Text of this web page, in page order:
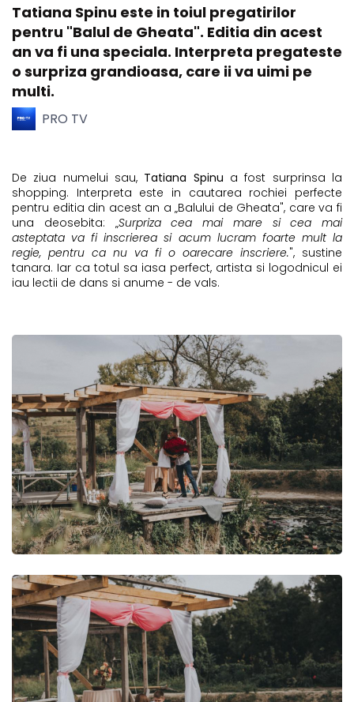
Tatiana Spinu este in toiul pregatirilor
pentru "Balul de Gheata". Editia din acest
an va fi una speciala. Interpreta pregateste
o surpriza grandioasa, care ii va uimi pe
multi.
PRO TV
De ziua numelui sau, Tatiana Spinu a fost surprinsa la
shopping. Interpreta este in cautarea rochiei perfecte
pentru editia din acest an a „Balului de Gheata", care va fi
una deosebita: „Surpriza cea mai mare si cea mai
asteptata va fi inscrierea si acum lucram foarte mult la
regie, pentru ca nu va fi o oarecare inscriere.", sustine
tanara. Iar ca totul sa iasa perfect, artista si logodnicul ei
iau lectii de dans si anume - de vals.